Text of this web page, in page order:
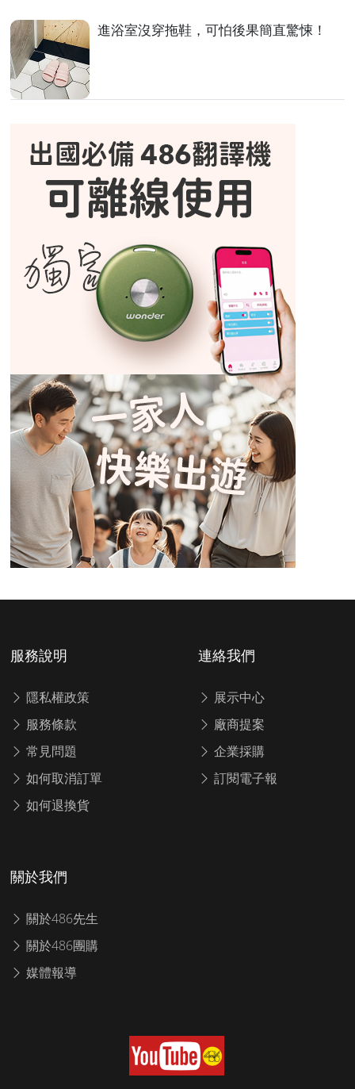
進浴室沒穿拖鞋，可怕後果簡直驚悚！
服務說明
隱私權政策
服務條款
常見問題
如何取消訂單
如何退換貨
連絡我們
展示中心
廠商提案
企業採購
訂閱電子報
關於我們
關於486先生
關於486團購
媒體報導